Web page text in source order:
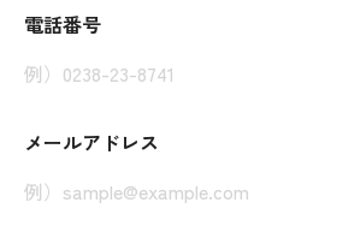
電話番号
メールアドレス